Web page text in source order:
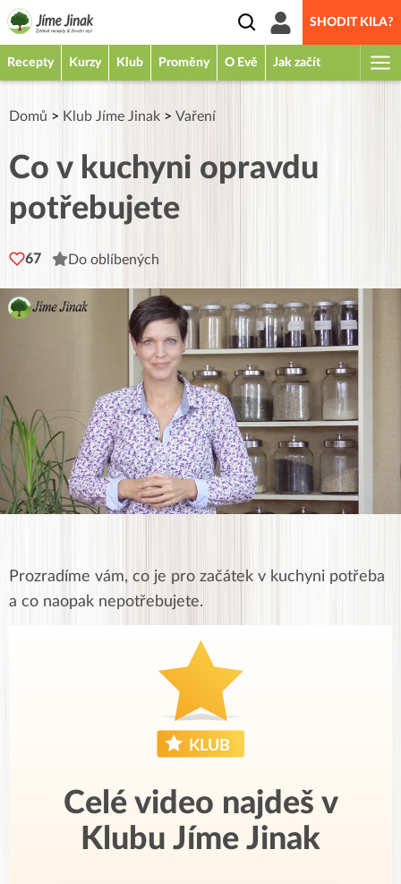
SHODIT KILA?
Recepty Kurzy Klub Proměny O Evě Jak začít
Domů > Klub Jíme Jinak > Vaření
Co v kuchyni opravdu
potřebujete
67 Do oblíbených
Prozradíme vám, co je pro začátek v kuchyni potřeba
a co naopak nepotřebujete.
Celé video najdeš v
Klubu Jíme Jinak